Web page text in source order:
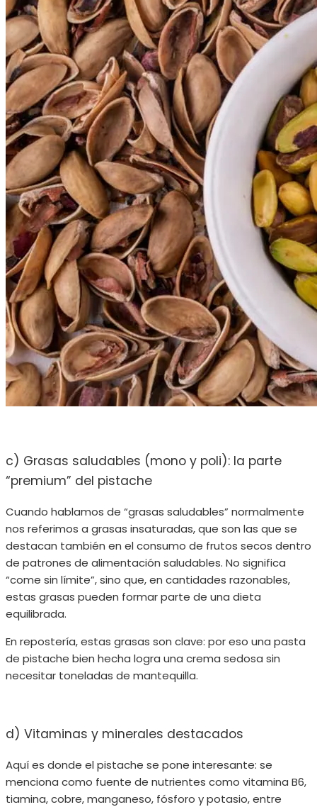
c) Grasas saludables (mono y poli): la parte
“premium” del pistache
Cuando hablamos de “grasas saludables” normalmente
nos referimos a grasas insaturadas, que son las que se
destacan también en el consumo de frutos secos dentro
de patrones de alimentación saludables. No significa
“come sin límite”, sino que, en cantidades razonables,
estas grasas pueden formar parte de una dieta
equilibrada.
En repostería, estas grasas son clave: por eso una pasta
de pistache bien hecha logra una crema sedosa sin
necesitar toneladas de mantequilla.
d) Vitaminas y minerales destacados
Aquí es donde el pistache se pone interesante: se
menciona como fuente de nutrientes como vitamina B6,
tiamina, cobre, manganeso, fósforo y potasio, entre